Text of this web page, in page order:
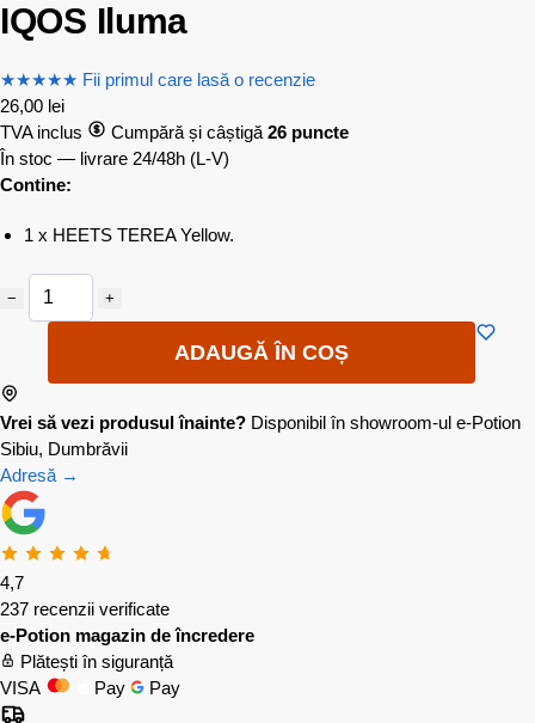
IQOS Iluma
★★★★★ Fii primul care lasă o recenzie
26,00 lei
TVA inclus
Cumpără și câștigă 26 puncte
În stoc — livrare 24/48h (L-V)
Contine:
1 x HEETS TEREA Yellow.
− +
ADAUGĂ ÎN COȘ
Vrei să vezi produsul înainte? Disponibil în showroom-ul e-Potion
Sibiu, Dumbrăvii
Adresă →
4,7
237 recenzii verificate
e-Potion magazin de încredere
Plătești în siguranță
VISA
Pay Pay